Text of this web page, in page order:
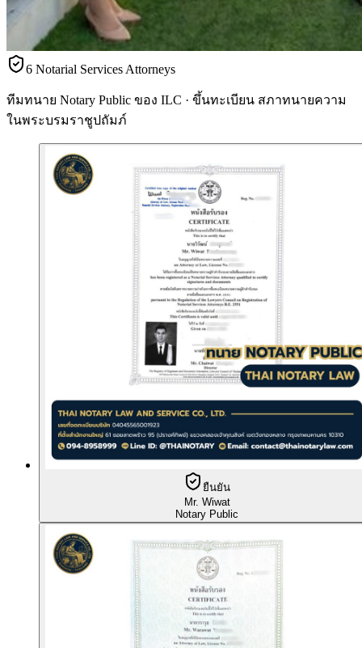
6 Notarial Services Attorneys
ทีมทนาย Notary Public ของ ILC · ขึ้นทะเบียน สภาทนายความ
ในพระบรมราชูปถัมภ์
ยืนยัน
Mr. Wiwat
Notary Public